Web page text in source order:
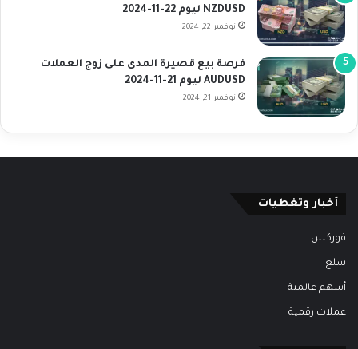
NZDUSD ليوم 22-11-2024
نوفمبر 22, 2024
فرصة بيع قصيرة المدى على زوج العملات
AUDUSD ليوم 21-11-2024
نوفمبر 21, 2024
أخبار وتغطيات
فوركس
سلع
أسهم عالمية
عملات رقمية